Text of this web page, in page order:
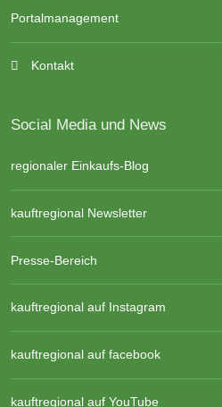
Portalmanagement
Kontakt
Social Media und News
regionaler Einkaufs-Blog
kauftregional Newsletter
Presse-Bereich
kauftregional auf Instagram
kauftregional auf facebook
kauftregional auf YouTube